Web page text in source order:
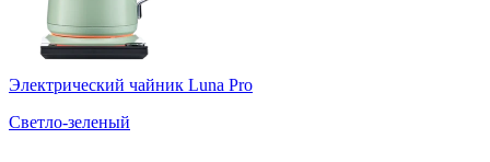
Электрический чайник Luna Pro
Светло-зеленый